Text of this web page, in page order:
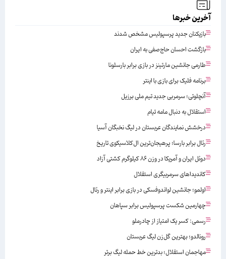
آخرین خبرها
بازیکنان جدید پرسپولیس مشخص شدند
بازگشت احسان حاج‌صفی به ایران
طارمی جانشین مارتینز در بازی برابر بارسلونا
برنامه فلیک برای بازی با اینتر
آنچلوتی؛ سرمربی جدید تیم ملی برزیل
استقلال به دنبال مامه تیام
درخشش نمایندگان عربستان در لیگ نخبگان آسیا
رئال برابر بارسا؛ پرهیجان‌‌ترین ال‌کلاسیکوی تاریخ
دوئل ایران و آمریکا در وزن ۸۶ کیلوگرم کشتی آزاد
کاندیداهای سرمربیگری استقلال
اولمو؛ جانشین لواندوفسکی در بازی برابر اینتر و رئال
چهارمین شکست پرسپولیس برابر سپاهان
رسمی: کسر یک امتیاز از چادرملو
رونالدو؛ بهترین گل‌زن لیگ عربستان
مهاجمان استقلال؛ بدترین خط حمله لیگ برتر